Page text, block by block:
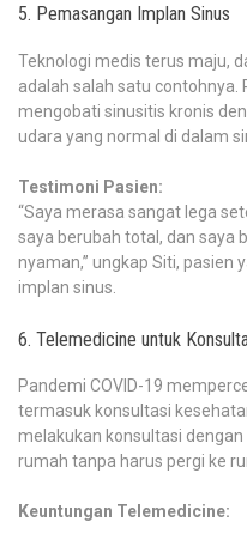
5. Pemasangan Implan Sinus
Teknologi medis terus maju,
adalah salah satu contohnya.
mengobati sinusitis kronis
udara yang normal di dalam
Testimoni Pasien:
“Saya merasa sangat lega
saya berubah total, dan saya
nyaman,” ungkap Siti, pasien
implan sinus.
6. Telemedicine untuk
Pandemi COVID-19
termasuk konsultasi
melakukan konsultasi
rumah tanpa harus pergi ke
Keuntungan Telemedicine: